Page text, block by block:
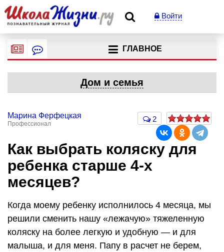
Войти
ГЛАВНОЕ
Дом и семья
Марина Ферфецкая
Профессионал
2
Как выбрать коляску для
ребенка старше 4-х
месяцев?
Когда моему ребенку исполнилось 4 месяца, мы
решили сменить нашу «лежачую» тяжеленную
коляску на более легкую и удобную — и для
малыша, и для меня. Папу в расчет не берем,